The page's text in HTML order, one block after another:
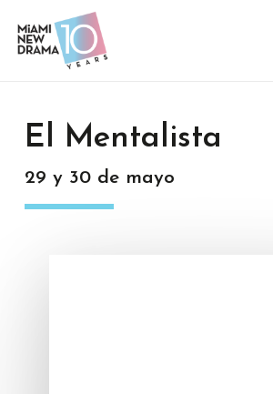
El Mentalista
29 y 30 de mayo